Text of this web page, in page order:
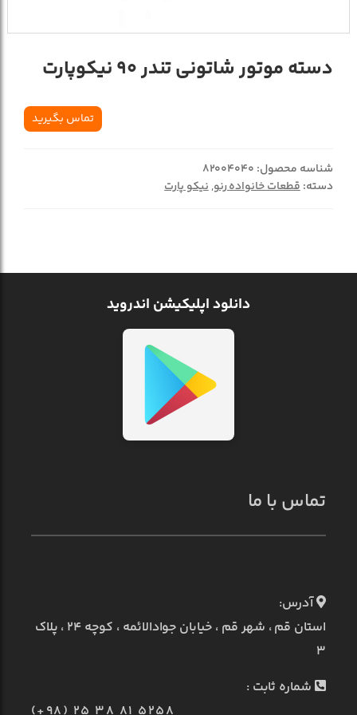
دسته موتور شاتونی تندر 90 نیکوپارت
تماس بگیرید
شناسه محصول: 82004040
دسته:قطعات خانواده رنو,نیکو پارت
دانلود اپلیکیشن اندروید
تماس با ما
آدرس:
استان قم ، شهر قم ، خیابان جوادالائمه ، کوچه ۲۴ ، پلاک
۳
شماره ثابت :